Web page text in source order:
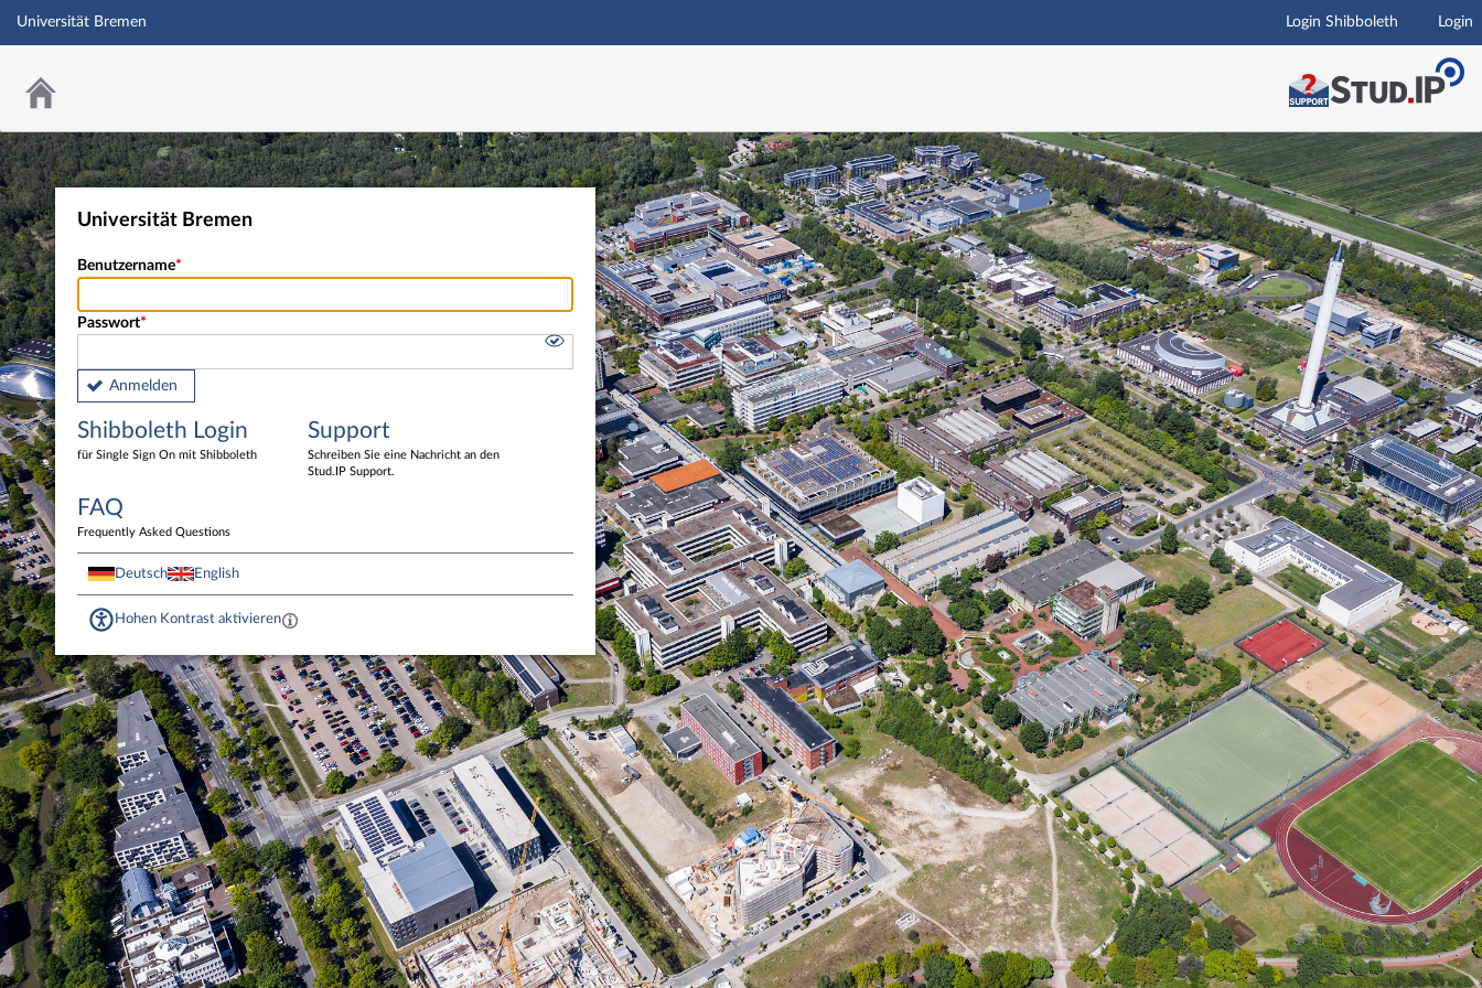
Hauptnavigation
Universität Bremen Login Shibboleth Login
Universität Bremen
Benutzername
Passwort
Anmelden
Shibboleth Login
für Single Sign On mit Shibboleth
Support
Schreiben Sie eine Nachricht an den
Stud.IP Support.
FAQ
Frequently Asked Questions
Deutsch English
Hohen Kontrast aktivieren